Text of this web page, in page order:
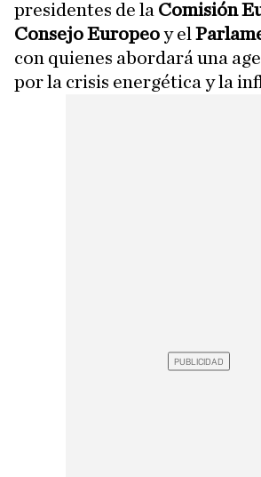
presidentes de la Comisión
Consejo Europeoy el
con quienes abordará una
por la crisis energética y la